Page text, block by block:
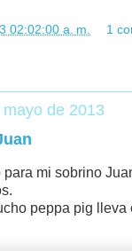
02:02:00 a. m. 1
de 2013
para mi sobrino
peppa pig lleva